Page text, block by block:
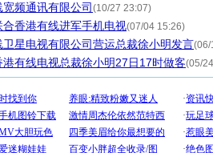
频通讯有限公司 (10/27 23:07)
合香港有线进军手机电视(07/04 15:26)
卫星电视有限公司营运总裁徐小明发言(06/
港有线电视总裁徐小明27日17时做客(05/